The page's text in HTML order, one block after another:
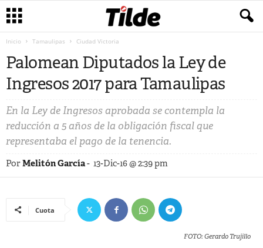
Inicio Tamaulipas Ciudad Victoria
Palomean Diputados la Ley de
Ingresos 2017 para Tamaulipas
En la Ley de Ingresos aprobada se contempla la
reducción a 5 años de la obligación fiscal que
representaba el pago de la tenencia.
PorMelitón García- 13-Dic-16 @ 2:39 pm
Cuota
FOTO: Gerardo Trujillo